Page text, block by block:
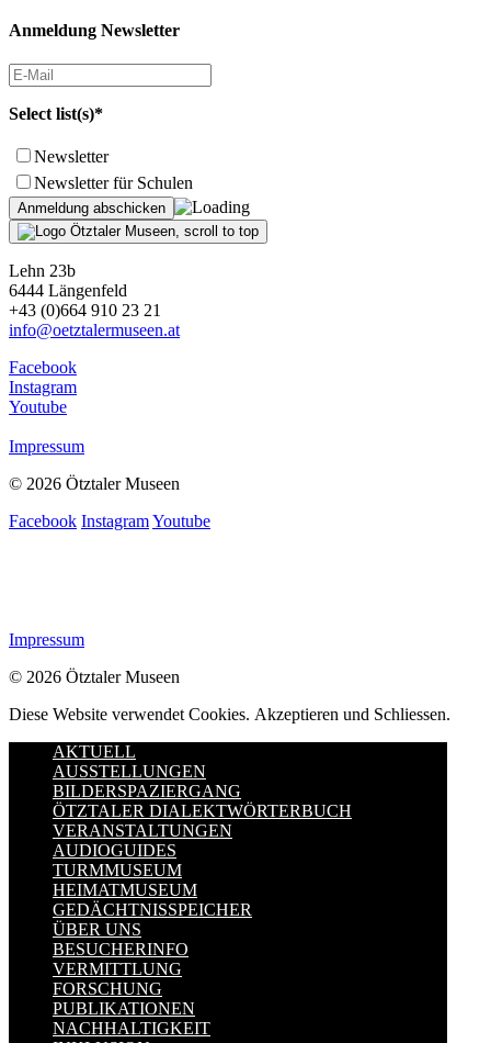
Anmeldung Newsletter
Select list(s)*
Newsletter
Newsletter für Schulen
Lehn 23b
6444 Längenfeld
+43 (0)664 910 23 21
info@oetztalermuseen.at
Facebook
Instagram
Youtube
Impressum
© 2026 Ötztaler Museen
Facebook InstagramYoutube
Impressum
© 2026 Ötztaler Museen
Diese Website verwendet Cookies. Akzeptieren und Schliessen.
AKTUELL
AUSSTELLUNGEN
BILDERSPAZIERGANG
ÖTZTALER DIALEKTWÖRTERBUCH
VERANSTALTUNGEN
AUDIOGUIDES
TURMMUSEUM
HEIMATMUSEUM
GEDÄCHTNISSPEICHER
ÜBER UNS
BESUCHERINFO
VERMITTLUNG
FORSCHUNG
PUBLIKATIONEN
NACHHALTIGKEIT